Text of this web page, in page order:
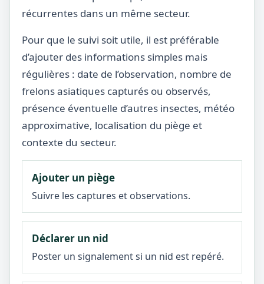
récurrentes dans un même secteur.
Pour que le suivi soit utile, il est préférable
d’ajouter des informations simples mais
régulières : date de l’observation, nombre de
frelons asiatiques capturés ou observés,
présence éventuelle d’autres insectes, météo
approximative, localisation du piège et
contexte du secteur.
Ajouter un piège
Suivre les captures et observations.
Déclarer un nid
Poster un signalement si un nid est repéré.